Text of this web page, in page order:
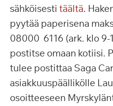
sähköisesti täältä.
pyytää paperisena
08000 6116 (ark. klo 9-
postitse omaan kotiisi.
tulee postittaa Saga
asiakkuuspäällikölle
osoitteeseen